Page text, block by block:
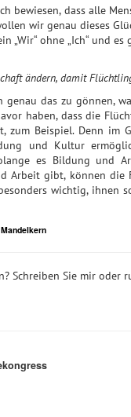
bewiesen, dass alle
wir genau dieses
„Wir“ ohne „Ich“ und
ändern, damit
das zu gönnen,
haben, dass die
zum Beispiel. Denn im
und Kultur
es Bildung
Arbeit gibt, können
wichtig,
Mandelkern
Schreiben Sie mir oder